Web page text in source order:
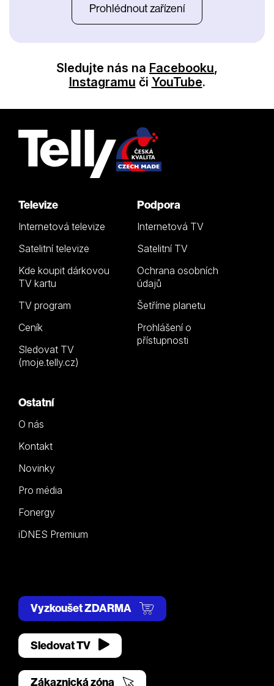
Prohlédnout zařízení
Sledujte nás na Facebooku,
Instagramu či YouTube.
Televize
Internetová televize
Satelitní televize
Kde koupit dárkovou
TV kartu
TV program
Ceník
Sledovat TV
(moje.telly.cz)
Podpora
Internetová TV
Satelitní TV
Ochrana osobních
údajů
Šetříme planetu
Prohlášení o
přístupnosti
Ostatní
O nás
Kontakt
Novinky
Pro média
Fonergy
iDNES Premium
Vyzkoušet ZDARMA
Sledovat TV
Zákaznická zóna